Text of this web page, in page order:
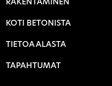
KOTI BETONISTA
TIETOA ALASTA
TAPAHTUMAT